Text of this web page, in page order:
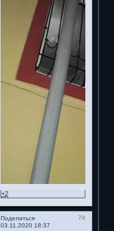
+2
Поделиться
74
03.11.2020 18:37